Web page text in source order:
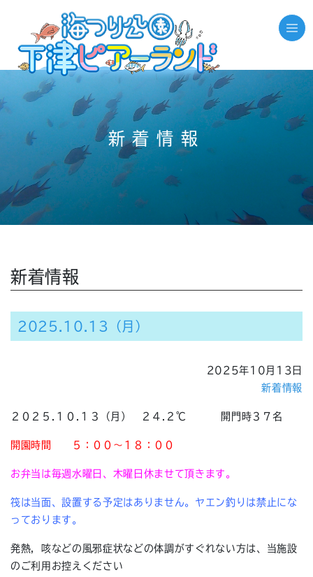
新着情報
新着情報
2025.10.13（月）
2025年10月13日
新着情報
２０２５.１０.１３（月） ２４.２℃ 開門時３７名
開園時間 ５：００～１８：００
お弁当は毎週水曜日、木曜日休ませて頂きます。
筏は当面、設置する予定はありません。ヤエン釣りは禁止にな
っております。
発熱，咳などの風邪症状などの体調がすぐれない方は、当施設
のご利用お控えください